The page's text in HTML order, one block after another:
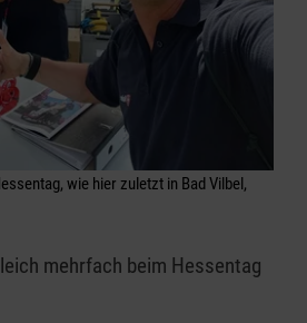
wie hier zuletzt in Bad Vilbel,
mehrfach beim Hessentag